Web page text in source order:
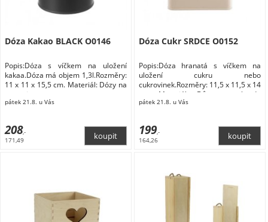
Dóza Kakao BLACK O0146
Popis:Dóza s víčkem na uložení
kakaa.Dóza má objem 1,3l.Rozměry:
11 x 11 x 15,5 cm. Materiál: Dózy na
potraviny
pátek 21.8. u Vás
208,-
171,49
Dóza Cukr SRDCE O0152
Popis:Dóza hranatá s víčkem na
uložení cukru nebo
cukrovinek.Rozměry: 11,5 x 11,5 x 14
cm. Materiál: Dům a zahrada
Domácnost Doplňky do kuchyně
pátek 21.8. u Vás
199,-
164,26